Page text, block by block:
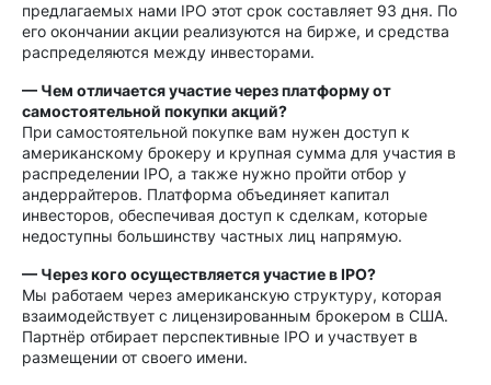
предлагаемых нами IPO этот срок составляет 93 дня. По
его окончании акции реализуются на бирже, и средства
распределяются между инвесторами.
— Чем отличается участие через платформу от
самостоятельной покупки акций?
При самостоятельной покупке вам нужен доступ к
американскому брокеру и крупная сумма для участия в
распределении IPO, а также нужно пройти отбор у
андеррайтеров. Платформа объединяет капитал
инвесторов, обеспечивая доступ к сделкам, которые
недоступны большинству частных лиц напрямую.
— Через кого осуществляется участие в IPO?
Мы работаем через американскую структуру, которая
взаимодействует с лицензированным брокером в США.
Партнёр отбирает перспективные IPO и участвует в
размещении от своего имени.